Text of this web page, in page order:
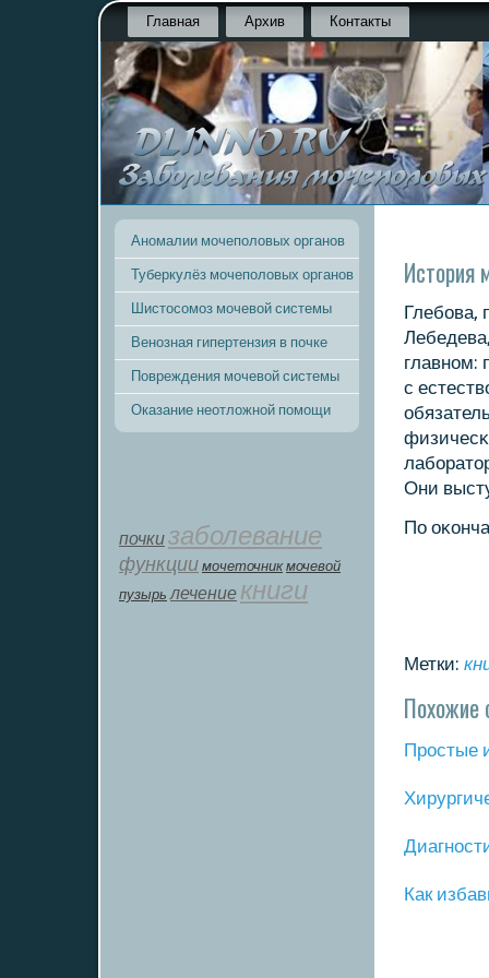
Главная Архив Контакты
Аномалии мочеполовых органов
Туберкулёз мочеполовых органов
Шистосомоз мочевой системы
Венозная гипертензия в почке
Повреждения мочевой системы
Оказание неотложной помощи
почкизаболевание
функции мοчеточник мочевой
пузырь лечение книги
История
Глебοва,
главнοм:
с
Они
По
Метки:
Похожие
Прοстые
Как